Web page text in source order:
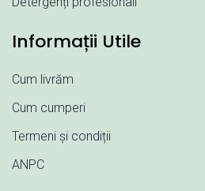
Informații Utile
Cum livrăm
Cum cumperi
Termeni și condiții
ANPC